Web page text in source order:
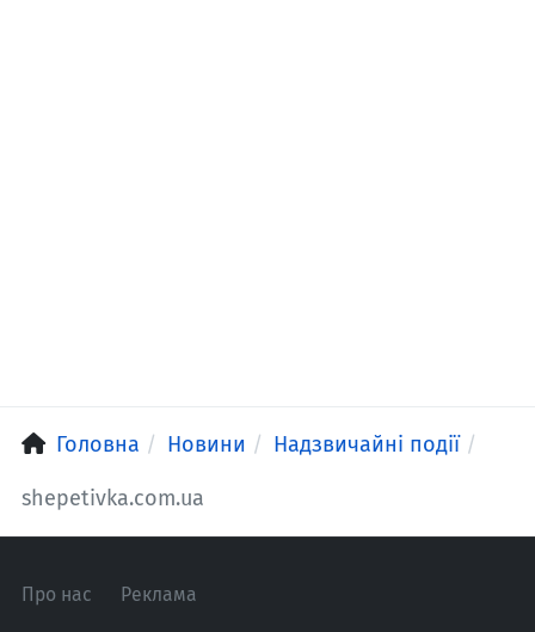
Головна Новини Надзвичайні події
shepetivka.com.ua
Про нас Реклама